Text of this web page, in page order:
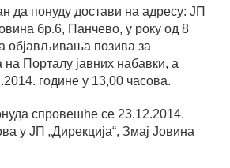
да понуду достави на адресу: ЈП
бр.6, Панчево, у року од 8
објављивања позива за
Порталу јавних набавки, а
године у 13,00 часова.
спровешће се 23.12.2014.
у ЈП „Дирекција“, Змај Јовина